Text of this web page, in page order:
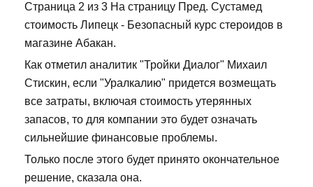
Страница 2 из 3 На страницу Пред. Сустамед
стоимость Липецк - Безопасный курс стероидов в
магазине Абакан.
Как отметил аналитик "Тройки Диалог" Михаил
Стискин, если "Уралкалию" придется возмещать
все затраты, включая стоимость утерянных
запасов, то для компании это будет означать
сильнейшие финансовые проблемы.
Только после этого будет принято окончательное
решение, сказала она.